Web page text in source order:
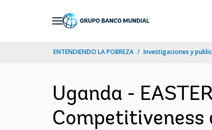
ENTENDIENDO LA POBREZA Investigaciones y
Uganda -
Competitiveness